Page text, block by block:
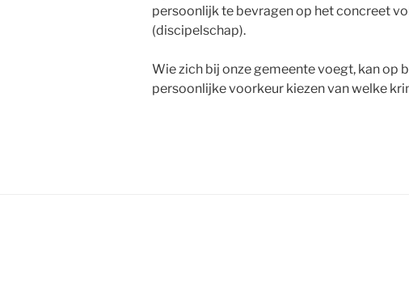
persoonlijk te bevragen op het concreet
(discipelschap).
Wie zich bij onze gemeente voegt, kan op
persoonlijke voorkeur kiezen van welke